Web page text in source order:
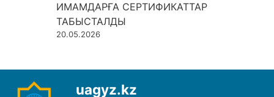
ИМАМДАРҒА СЕРТИФИКАТТАР
ТАБЫСТАЛДЫ
20.05.2026
uagyz.kz